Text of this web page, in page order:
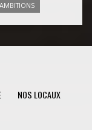
NOS LOCAUX